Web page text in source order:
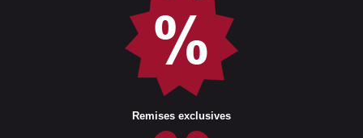
Remises exclusives